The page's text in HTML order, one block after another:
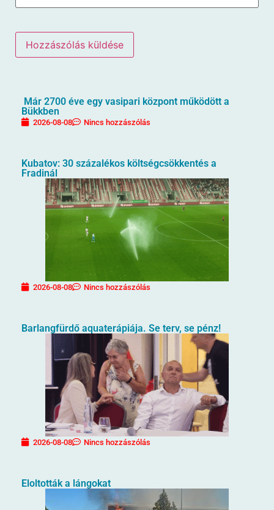
Már 2700 éve egy vasipari központ működött a
Bükkben
2026-08-08 Nincs hozzászólás
Kubatov: 30 százalékos költségcsökkentés a
Fradinál
2026-08-08 Nincs hozzászólás
Barlangfürdő aquaterápiája. Se terv, se pénz!
2026-08-08 Nincs hozzászólás
Eloltották a lángokat